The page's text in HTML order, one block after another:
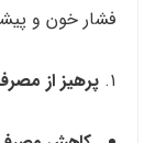
فشار خون و
۱. پرهیز از